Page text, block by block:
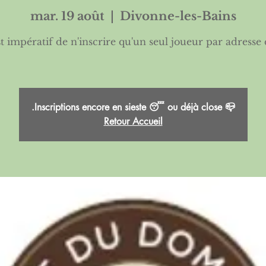
mar. 19 août
  |
Divonne-les-Bains
impératif de n'inscrire qu'un seul joueur par adresse
.Inscriptions encore en sieste 😴 ou déjà close 📪
Retour Accueil